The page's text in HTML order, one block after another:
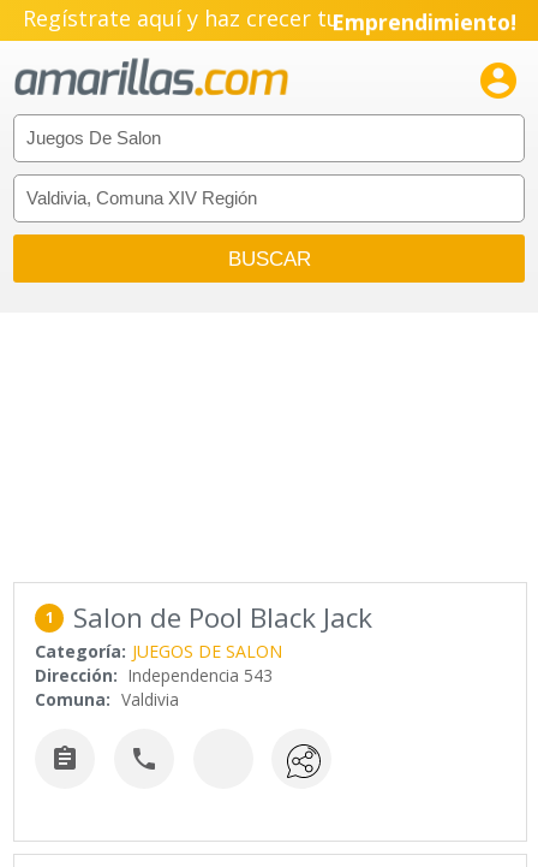
Regístrate aquí y haz crecer tuEmprendimiento!

1 Salon de Pool Black Jack
Categoría: JUEGOS DE SALON
Dirección: Independencia 543
Comuna: Valdivia
 